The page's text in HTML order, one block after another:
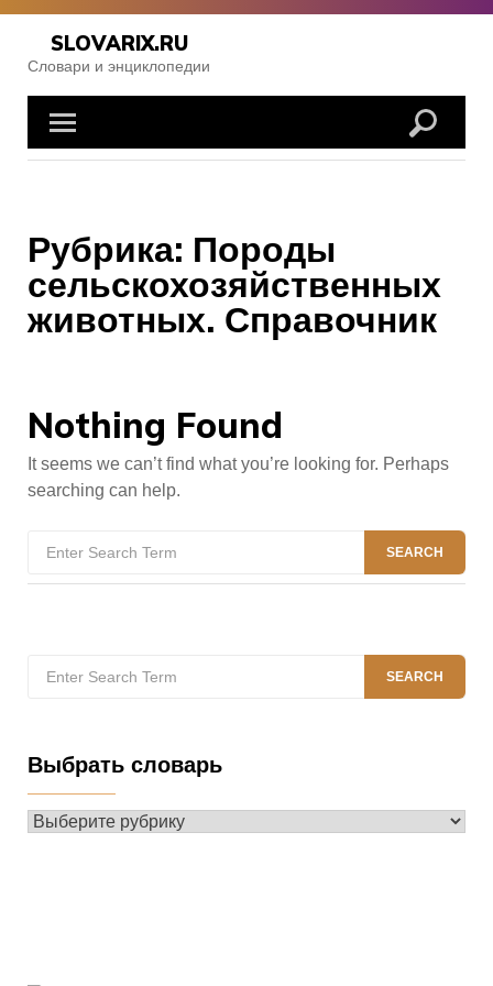
Skip
content
SLOVARIX.RU
Словари и энциклопедии
Рубрика: Породы
сельскохозяйственных
животных. Справочник
Nothing Found
It seems we can’t find what you’re looking for. Perhaps
searching can help.
SEARCH
for:
SEARCH
Выбрать словарь
Выбрать